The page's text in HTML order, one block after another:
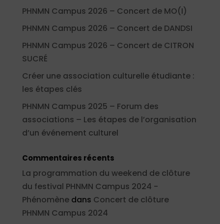
PHNMN Campus 2026 – Concert de MO(I)
PHNMN Campus 2026 – Concert de DANDSI
PHNMN Campus 2026 – Concert de CITRON
SUCRÉ
Créer une association culturelle étudiante :
les étapes clés
PHNMN Campus 2025 – Forum des
associations – Les étapes de l’organisation
d’un événement culturel
Commentaires récents
La programmation du weekend de clôture
du festival PHNMN Campus 2024 -
Phénomènedans Concert de clôture
PHNMN Campus 2024